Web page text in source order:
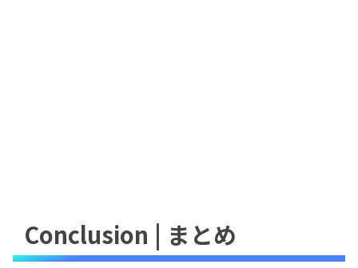
Conclusion | まとめ